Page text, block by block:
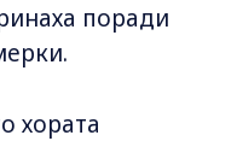
поради
хората